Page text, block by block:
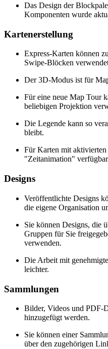
Das Design der
Komponenten wurde
Kartenerstellung
Express-Karten können
Swipe-Blöcken
Der 3D-Modus ist für
Für eine neue Map Tour
beliebigen Projektion
Die Legende kann so
bleibt.
Für Karten mit aktivierten
"Zeitanimation"
Designs
Veröffentlichte Designs
die eigene Organisation
Sie können Designs, die
Gruppen für Sie
verwenden.
Die Arbeit mit
leichter.
Sammlungen
Bilder, Videos und PDF-
hinzugefügt werden.
Sie können einer
über den zugehörigen